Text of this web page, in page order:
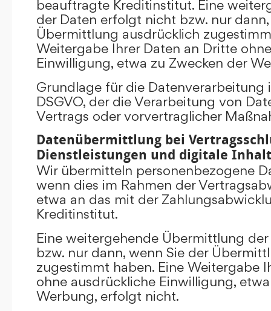
beauftragte Kreditinstitut. Eine
der Daten erfolgt nicht bzw. nur
Übermittlung ausdrücklich
Weitergabe Ihrer Daten an Dritte
Einwilligung, etwa zu Zwecken der
Grundlage für die Datenverarbeitung
DSGVO, der die Verarbeitung von
Vertrags oder vorvertraglicher
Datenübermittlung bei
Dienstleistungen und digitale
Wir übermitteln personenbezogene
wenn dies im Rahmen der
etwa an das mit der
Kreditinstitut.
Eine weitergehende Übermittlung
bzw. nur dann, wenn Sie der
zugestimmt haben. Eine Weitergabe
ohne ausdrückliche Einwilligung,
Werbung, erfolgt nicht.